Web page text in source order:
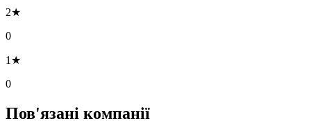
2★
0
1★
0
Пов'язані компанії